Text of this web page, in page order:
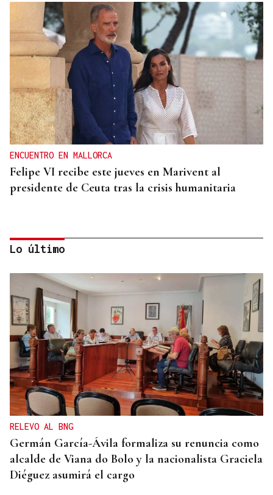
ENCUENTRO EN MALLORCA
Felipe VI recibe este jueves en Marivent al
presidente de Ceuta tras la crisis humanitaria
CRISIS HUMANITARIA
El Instituto de Medicina Legal de Ceuta recibe los
cuerpos de los 80 migrantes fallecidos
Lo último
RELEVO AL BNG
Germán García-Ávila formaliza su renuncia como
alcalde de Viana do Bolo y la nacionalista Graciela
Diéguez asumirá el cargo